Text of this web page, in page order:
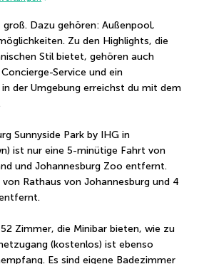
Dazu gehören: Außenpool,
Zu den Highlights, die
Stil bietet, gehören auch
Service und ein
der Umgebung erreichst du mit dem
Sunnyside Park by IHG in
ist nur eine 5-minütige Fahrt von
und Johannesburg Zoo entfernt.
Rathaus von Johannesburg und 4
Zimmer, die Minibar bieten, wie zu
(kostenlos) ist ebenso
Es sind eigene Badezimmer